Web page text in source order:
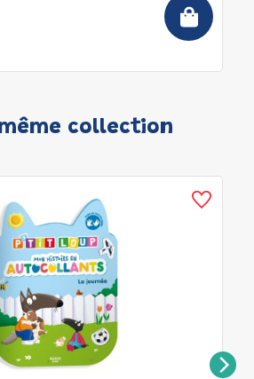
collection